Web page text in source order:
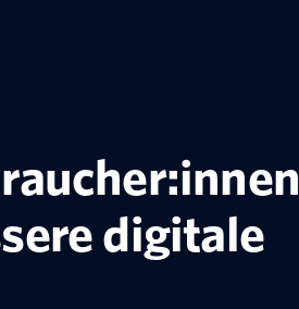
digitale